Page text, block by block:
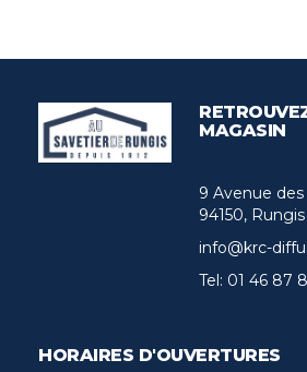
MAGASIN
9 Avenue
94150, Rungis
info@krc-
Tel: 01 46 87
HORAIRES D'OUVERTURES